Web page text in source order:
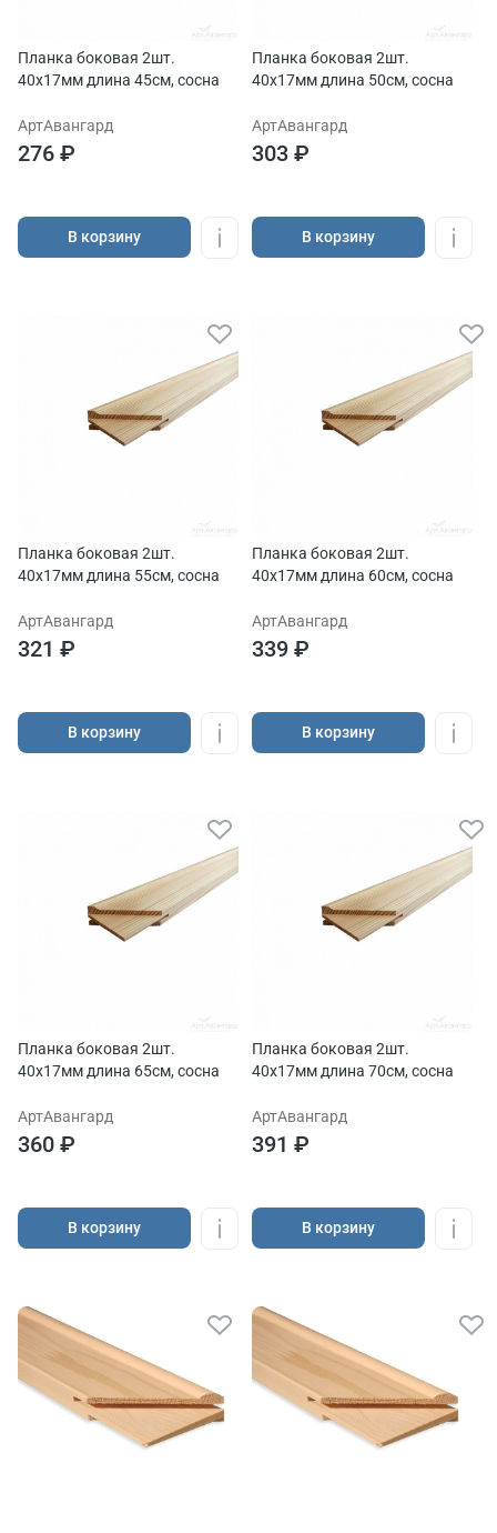
Планка боковая 2шт.
40х17мм длина 45см, сосна
АртАвангард
276 ₽
В корзину
Планка боковая 2шт.
40х17мм длина 50см, сосна
АртАвангард
303 ₽
В корзину
Планка боковая 2шт.
40х17мм длина 55см, сосна
АртАвангард
321 ₽
В корзину
Планка боковая 2шт.
40х17мм длина 60см, сосна
АртАвангард
339 ₽
В корзину
Планка боковая 2шт.
40х17мм длина 65см, сосна
АртАвангард
360 ₽
В корзину
Планка боковая 2шт.
40х17мм длина 70см, сосна
АртАвангард
391 ₽
В корзину